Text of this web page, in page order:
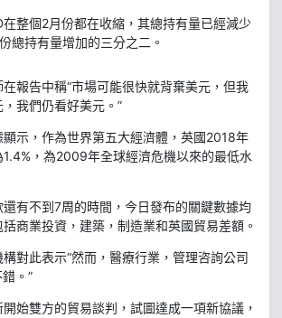
在整個2月份都在收縮，其總持有量已經減少
總持有量增加的三分之二。
報告中稱“市場可能很快就背棄美元，但我
我們仍看好美元。”
顯示，作為世界第五大經濟體，英國2018年
，為2009年全球經濟危機以來的最低水
有不到7周的時間，今日發布的關鍵數據均
商業投資，建築，制造業和英國貿易差額。
對此表示“然而，醫療行業，管理咨詢公司
。”
始雙方的貿易談判，試圖達成一項新協議，